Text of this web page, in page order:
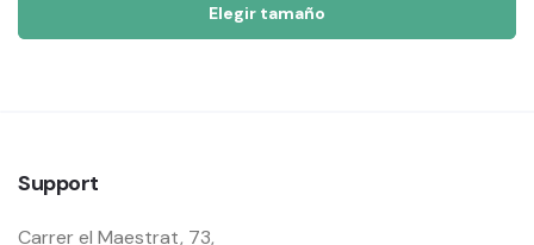
Elegir tamaño
Support
Carrer el Maestrat, 73,